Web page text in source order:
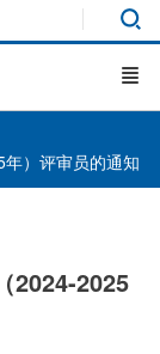
）评审员的通知
2024-2025